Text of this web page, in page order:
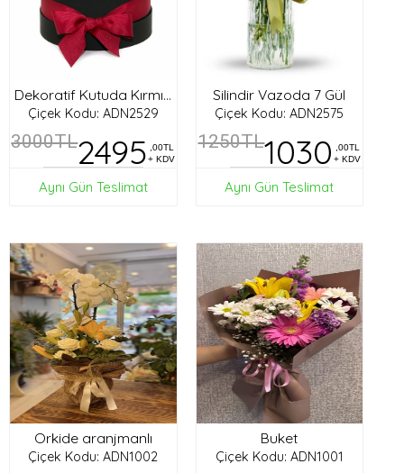
Dekoratif Kutuda Kırmızı Güller
Çiçek Kodu: ADN2529
3000TL2495
,00TL
+ KDV
Aynı Gün Teslimat
Silindir Vazoda 7 Gül
Çiçek Kodu: ADN2575
1250TL1030
,00TL
+ KDV
Aynı Gün Teslimat
Orkide aranjmanlı
Çiçek Kodu: ADN1002
Buket
Çiçek Kodu: ADN1001